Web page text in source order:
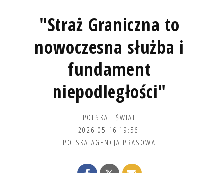
"Straż Graniczna to
nowoczesna służba i
fundament
niepodległości"
POLSKA I ŚWIAT
2026-05-16 19:56
POLSKA AGENCJA PRASOWA